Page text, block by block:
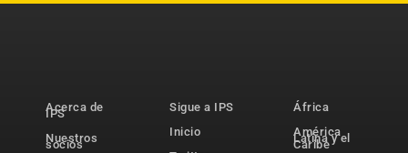
Acerca de
IPS
Nuestros
socios
Sigue a IPS
Inicio
África
América
Latina y el
Caribe